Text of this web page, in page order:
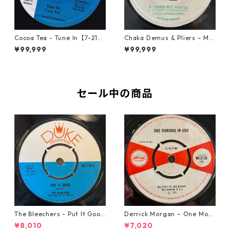
Cocoa Tea - Tune In【7-2187
2】
¥99,999
Chaka Demus & Pliers – Mu
rder She Wrote【7-21777】
¥99,999
セール中の商品
The Bleechers - Put It Good
【7-21637】
¥8,010
Derrick Morgan – One Morn
ing In May【7-21653】
¥7,020